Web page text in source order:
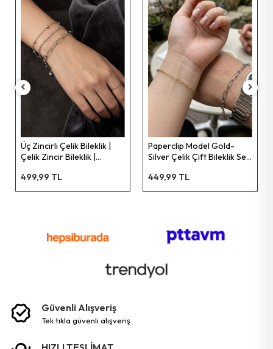
Üç Zincirli Çelik Bileklik |
Çelik Zincir Bileklik |
Serisi
499,99 TL
Paperclip Model Gold-
Silver Çelik Çift Bileklik Seti
449,99 TL
Güvenli Alışveriş
tek tikla güvenli̇ alişveri̇ş